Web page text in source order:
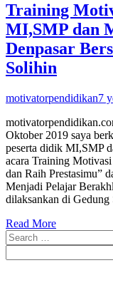
Training
MI,SMP dan
Denpasar
Solihin
motivatorpendidikan7
Oktober 2019 saya
peserta didik MI,SMP
acara Training
dan Raih Prestasimu”
Menjadi Pelajar
dilaksankan di
Read More
Search
for: